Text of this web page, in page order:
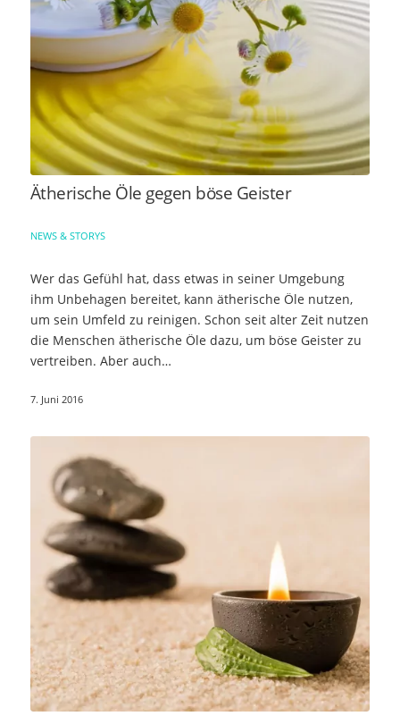
Ätherische Öle gegen böse Geister
NEWS & STORYS
Wer das Gefühl hat, dass etwas in seiner Umgebung
ihm Unbehagen bereitet, kann ätherische Öle nutzen,
um sein Umfeld zu reinigen. Schon seit alter Zeit nutzen
die Menschen ätherische Öle dazu, um böse Geister zu
vertreiben. Aber auch…
7. Juni 2016